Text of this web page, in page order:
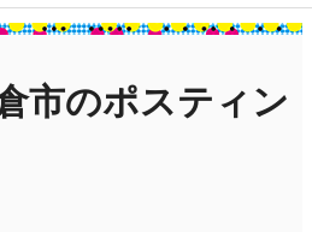
市のポスティン